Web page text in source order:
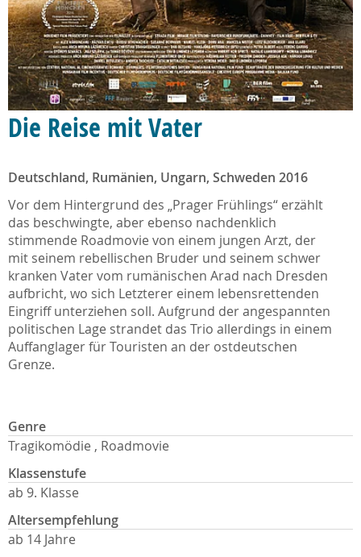
Die Reise mit Vater
Deutschland, Rumänien, Ungarn, Schweden 2016
Vor dem Hintergrund des „Prager Frühlings“ erzählt
das beschwingte, aber ebenso nachdenklich
stimmende Roadmovie von einem jungen Arzt, der
mit seinem rebellischen Bruder und seinem schwer
kranken Vater vom rumänischen Arad nach Dresden
aufbricht, wo sich Letzterer einem lebensrettenden
Eingriff unterziehen soll. Aufgrund der angespannten
politischen Lage strandet das Trio allerdings in einem
Auffanglager für Touristen an der ostdeutschen
Grenze.
Genre
Tragikomödie , Roadmovie
Klassenstufe
ab 9. Klasse
Altersempfehlung
ab 14 Jahre